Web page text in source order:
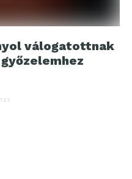
válogatottnak